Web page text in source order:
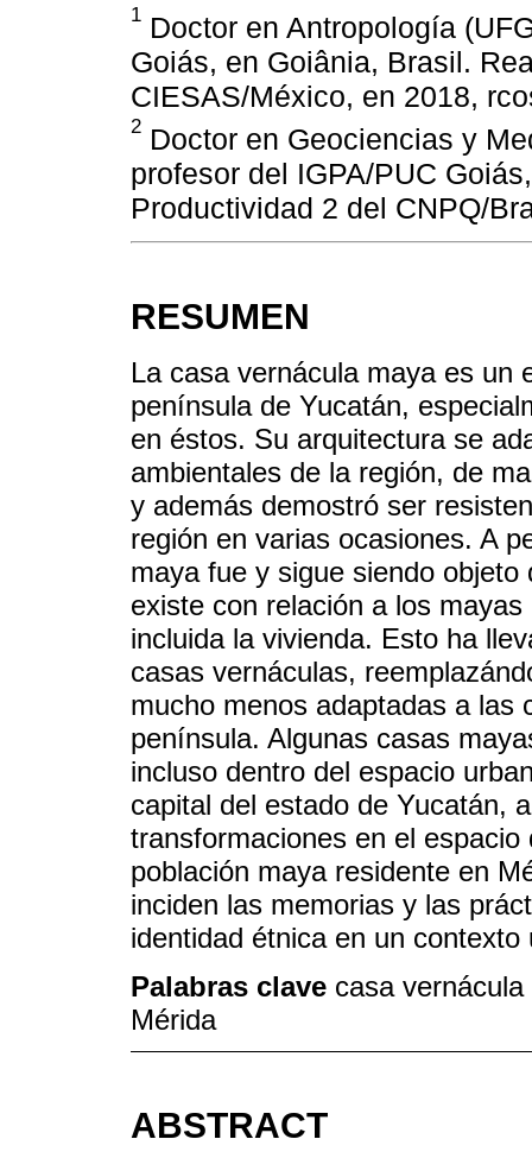
1 Doctor en Antropología
Goiás, en Goiânia, Brasil.
CIESAS/México, en 2018,
2 Doctor en Geociencias y
profesor del IGPA/PUC
Productividad 2 del CNPQ/
RESUMEN
La casa vernácula maya es un
península de Yucatán,
en éstos. Su arquitectura se
ambientales de la región, de
y además demostró ser
región en varias ocasiones. A
maya fue y sigue siendo
existe con relación a los
incluida la vivienda. Esto ha
casas vernáculas,
mucho menos adaptadas a las
península. Algunas casas
incluso dentro del espacio
capital del estado de Yucatán,
transformaciones en el
población maya residente en
inciden las memorias y las
identidad étnica en un contexto
Palabras clave casa
Mérida
ABSTRACT